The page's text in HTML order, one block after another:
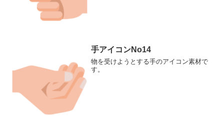
手アイコンNo14
物を受けようとする手のアイコン素材で
す。